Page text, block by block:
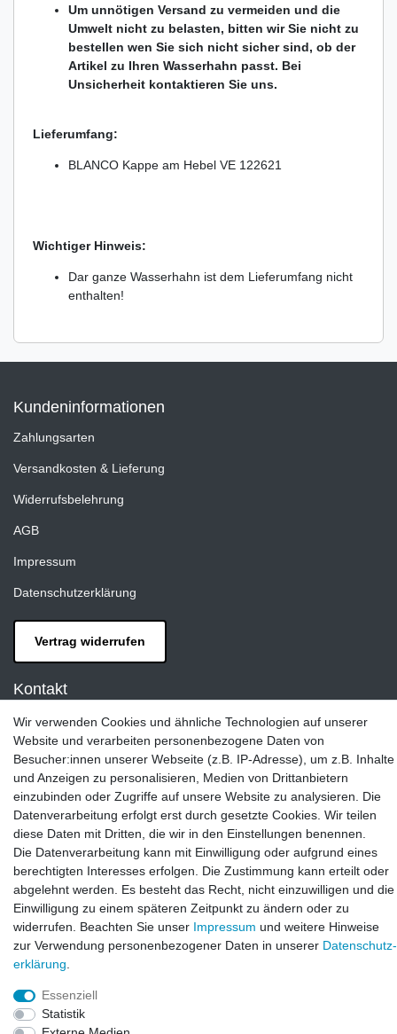
Um unnötigen Versand zu vermeiden und die
Umwelt nicht zu belasten, bitten wir Sie nicht zu
bestellen wen Sie sich nicht sicher sind, ob der
Artikel zu Ihren Wasserhahn passt. Bei
Unsicherheit kontaktieren Sie uns.
Lieferumfang:
BLANCO Kappe am Hebel VE 122621
Wichtiger Hinweis:
Dar ganze Wasserhahn ist dem Lieferumfang nicht
enthalten!
Kundeninformationen
Zahlungsarten
Versandkosten & Lieferung
Widerrufsbelehrung
AGB
Impressum
Datenschutzerklärung
Vertrag widerrufen
Kontakt
LAXARA:
Zeppelinstraße 4, 89604 Allmendingen, Deutschland
info@laxara.de
E-mail:
info@bluewater-armaturen.de
Öffnungszeiten:
Mo - Fr 10:00 - 12:00 Uhr
Mo - Fr 13:00 - 15:00 Uhr
Wir verwenden Cookies und ähnliche Technologien auf unserer
Website und verarbeiten personenbezogene Daten von
Besucher:innen unserer Webseite (z.B. IP-Adresse), um z.B. Inhalte
und Anzeigen zu personalisieren, Medien von Drittanbietern
einzubinden oder Zugriffe auf unsere Website zu analysieren. Die
Datenverarbeitung erfolgt erst durch gesetzte Cookies. Wir teilen
diese Daten mit Dritten, die wir in den Einstellungen benennen.
Die Datenverarbeitung kann mit Einwilligung oder aufgrund eines
berechtigten Interesses erfolgen. Die Zustimmung kann erteilt oder
abgelehnt werden. Es besteht das Recht, nicht einzuwilligen und die
Einwilligung zu einem späteren Zeitpunkt zu ändern oder zu
widerrufen. Beachten Sie unser Impressum und weitere Hinweise
zur Verwendung personenbezogener Daten in unserer Daten­schutz­
erklärung
Essenziell
Statistik